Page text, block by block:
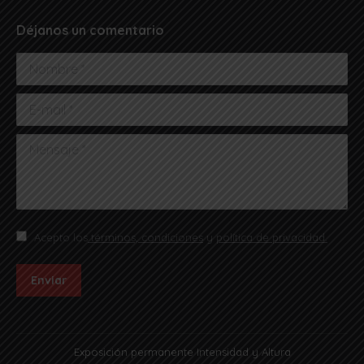
Déjanos un comentario
Nombre *
E-mail *
Mensaje *
Acepto los términos, condiciones y política de privacidad.
Enviar
Exposición permanente Intensidad y Altura